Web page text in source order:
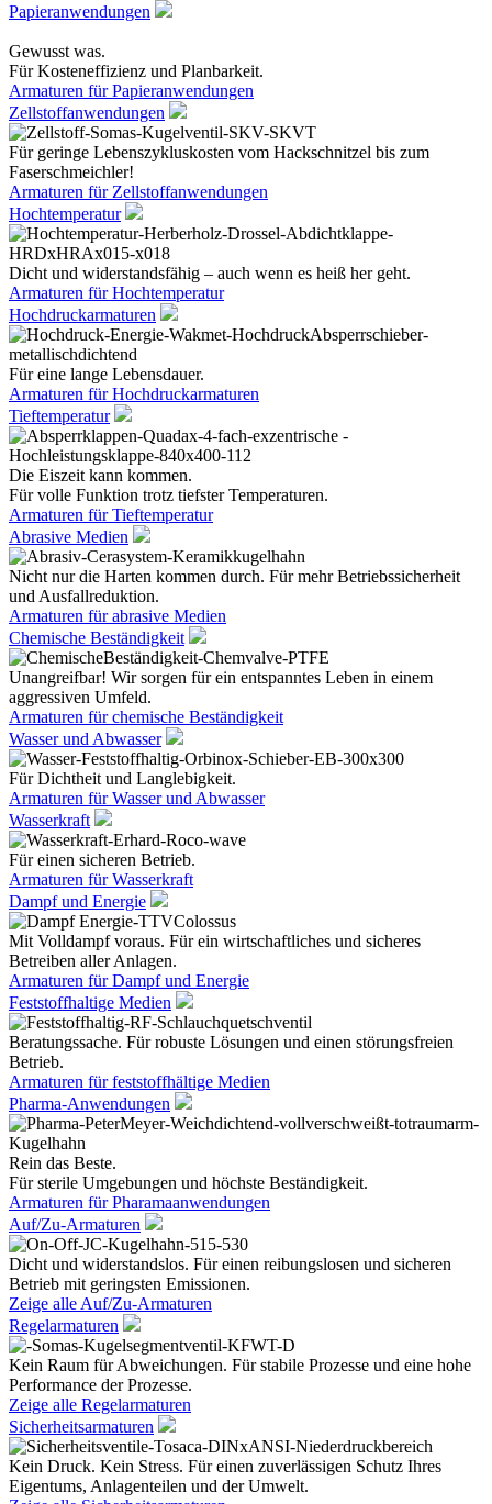
Papieranwendungen
Gewusst was.
Für Kosteneffizienz und Planbarkeit.
Armaturen für Papieranwendungen
Zellstoffanwendungen
Für geringe Lebenszykluskosten vom Hackschnitzel bis zum
Faserschmeichler!
Armaturen für Zellstoffanwendungen
Hochtemperatur
Dicht und widerstandsfähig – auch wenn es heiß her geht.
Armaturen für Hochtemperatur
Hochdruckarmaturen
Für eine lange Lebensdauer.
Armaturen für Hochdruckarmaturen
Tieftemperatur
Die Eiszeit kann kommen.
Für volle Funktion trotz tiefster Temperaturen.
Armaturen für Tieftemperatur
Abrasive Medien
Nicht nur die Harten kommen durch. Für mehr Betriebssicherheit
und Ausfallreduktion.
Armaturen für abrasive Medien
Chemische Beständigkeit
Unangreifbar! Wir sorgen für ein entspanntes Leben in einem
aggressiven Umfeld.
Armaturen für chemische Beständigkeit
Wasser und Abwasser
Für Dichtheit und Langlebigkeit.
Armaturen für Wasser und Abwasser
Wasserkraft
Für einen sicheren Betrieb.
Armaturen für Wasserkraft
Dampf und Energie
Mit Volldampf voraus. Für ein wirtschaftliches und sicheres
Betreiben aller Anlagen.
Armaturen für Dampf und Energie
Feststoffhaltige Medien
Beratungssache. Für robuste Lösungen und einen störungsfreien
Betrieb.
Armaturen für feststoffhältige Medien
Pharma-Anwendungen
Rein das Beste.
Für sterile Umgebungen und höchste Beständigkeit.
Armaturen für Pharamaanwendungen
Auf/Zu-Armaturen
Dicht und widerstandslos. Für einen reibungslosen und sicheren
Betrieb mit geringsten Emissionen.
Zeige alle Auf/Zu-Armaturen
Regelarmaturen
Kein Raum für Abweichungen. Für stabile Prozesse und eine hohe
Performance der Prozesse.
Zeige alle Regelarmaturen
Sicherheitsarmaturen
Kein Druck. Kein Stress. Für einen zuverlässigen Schutz Ihres
Eigentums, Anlagenteilen und der Umwelt.